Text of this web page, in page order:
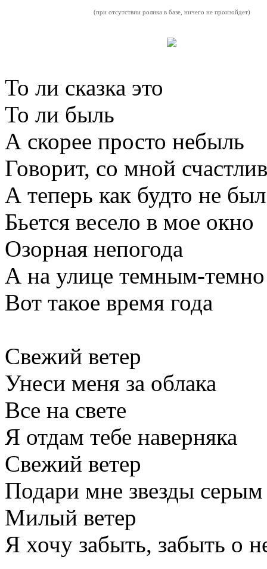
(при отсутствии ролика в базе, ничего не произойдет)
То ли сказка это
То ли быль
А скорее просто небыль
Говорит, со мной
А теперь как будто не был
Бьется весело в мое окно
Озорная непогода
А на улице темным-темно
Вот такое время года
Свежий ветер
Унеси меня за облака
Все на свете
Я отдам тебе наверняка
Свежий ветер
Подари мне звезды
Милый ветер
Я хочу забыть, забыть о